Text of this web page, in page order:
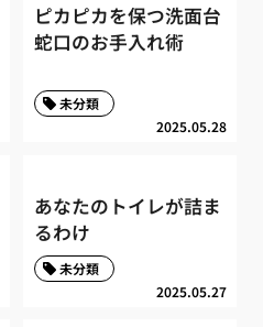
ピカピカを保つ洗面台
蛇口のお手入れ術
2025.05.28
未分類
あなたのトイレが詰ま
るわけ
2025.05.27
未分類